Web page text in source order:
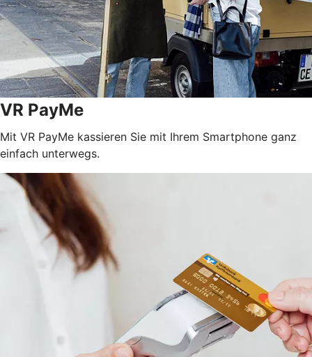
VR PayMe
Mit VR PayMe kassieren Sie mit Ihrem Smartphone ganz
einfach unterwegs.